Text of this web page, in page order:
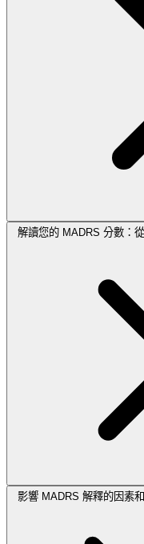
解讀您的 MADRS 分數：
影響 MADRS 解釋的因素